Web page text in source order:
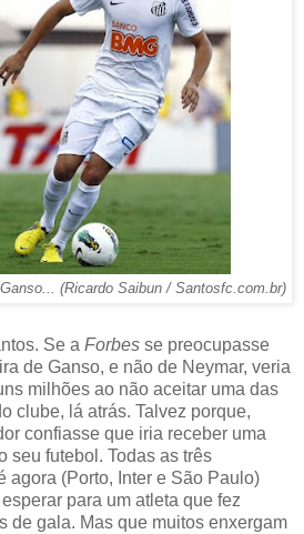
(Ricardo Saibun / Santosfc.com.br)
Se a Forbes se preocupasse
de Ganso, e não de Neymar, veria
milhões ao não aceitar uma das
clube, lá atrás. Talvez porque,
confiasse que iria receber uma
seu futebol. Todas as três
agora (Porto, Inter e São Paulo)
para um atleta que fez
de gala. Mas que muitos enxergam